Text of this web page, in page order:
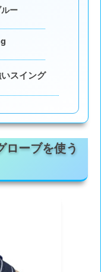
ー
スイング
ローブを使う